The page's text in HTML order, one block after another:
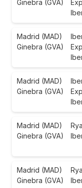
Ginebra (GVA)
Madrid (MAD)
Ginebra (GVA)
Madrid (MAD)
Ginebra (GVA)
Madrid (MAD)
Ginebra (GVA)
Madrid (MAD)
Ginebra (GVA)